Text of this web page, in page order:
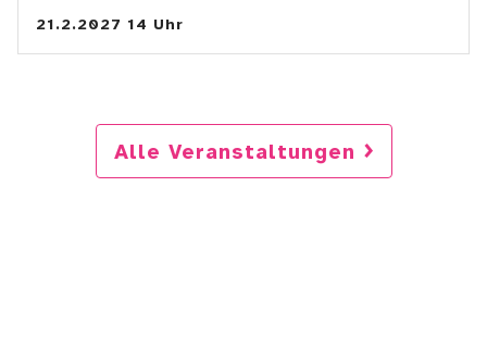
21.2.2027 14 Uhr
Alle Veranstaltungen